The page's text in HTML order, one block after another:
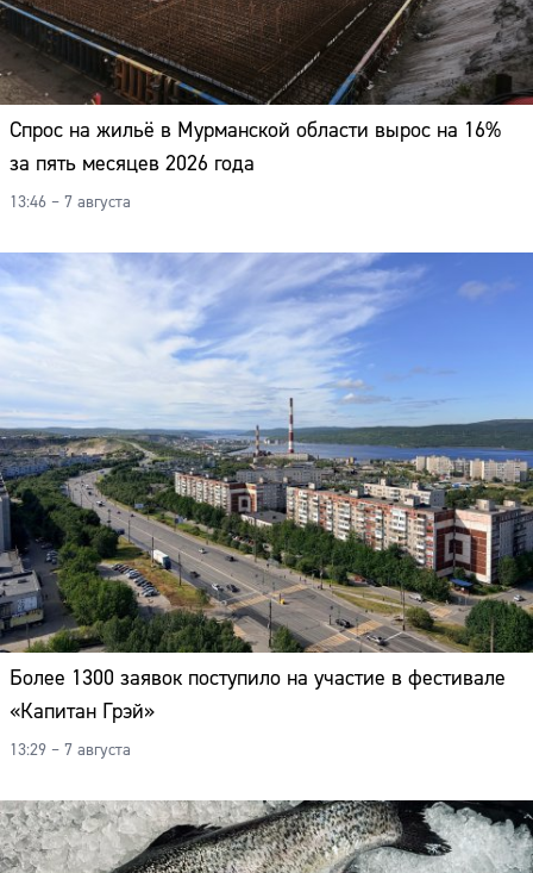
Спрос на жильё в Мурманской области вырос на 16%
за пять месяцев 2026 года
13:46 – 7 августа
Более 1300 заявок поступило на участие в фестивале
«Капитан Грэй»
13:29 – 7 августа